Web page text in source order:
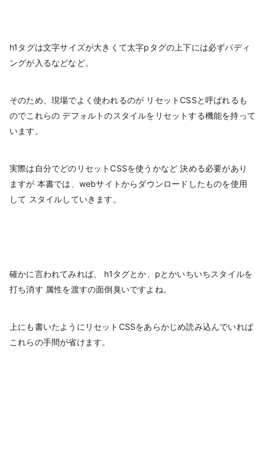
h1タグは文字サイズが大きくて太字pタグの上下には必ずパディ
ングが入るなどなど。
そのため、現場でよく使われるのが リセットCSSと呼ばれるも
のでこれらの デフォルトのスタイルをリセットする機能を持って
います。
実際は自分でどのリセットCSSを使うかなど 決める必要があり
ますが 本書では、webサイトからダウンロードしたものを使用
して スタイルしていきます。
確かに言われてみれば、 h1タグとか、pとかいちいちスタイルを
打ち消す 属性を渡すの面倒臭いですよね。
上にも書いたようにリセットCSSをあらかじめ読み込んでいれば
これらの手間が省けます。